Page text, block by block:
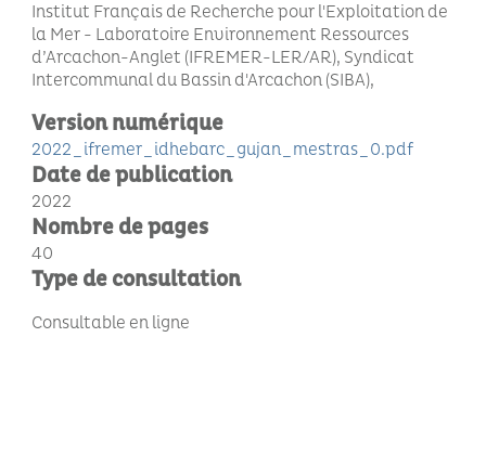
Institut Français de Recherche pour l'Exploitation de
la Mer - Laboratoire Environnement Ressources
d’Arcachon-Anglet (IFREMER-LER/AR), Syndicat
Intercommunal du Bassin d'Arcachon (SIBA)
Version numérique
2022_ifremer_idhebarc_gujan_mestras_0.pdf
Date de publication
2022
Nombre de pages
40
Type de consultation
Consultable en ligne